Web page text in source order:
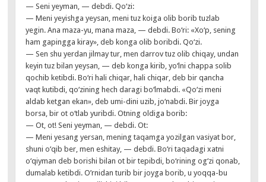
— Seni yeyman, — debdi. Qo‘zi:
— Meni yeyishga yeysan, meni tuz koiga olib borib tuzlab
yegin. Ana maza-yu, mana maza, — debdi. Bo‘ri: «Xo‘p, sening
ham gapingga kiray», deb konga olib boribdi. Qo‘zi.
— Sen shu yerdan jilmay tur, men darrov tuz olib chiqay, undan
keyin tuz bilan yeysan, — deb konga kirib, yo‘lni chappa solib
qochib ketibdi. Bo‘ri hali chiqar, hali chiqar, deb bir qancha
vaqt kutibdi, qo‘zining hech daragi bo‘lmabdi. «Qo‘zi meni
aldab ketgan ekan», deb umi-dini uzib, jo‘nabdi. Bir joyga
borsa, bir ot o‘tlab yuribdi. Otning oldiga borib:
— Ot, ot! Seni yeyman, — debdi. Ot:
— Meni yesang yersan, mening taqamga yozilgan vasiyat bor,
shuni o‘qib ber, men eshitay, — debdi. Bo‘ri taqadagi xatni
o‘qiyman deb borishi bilan ot bir tepibdi, bo‘rining og‘zi qonab,
dumalab ketibdi. O’rnidan turib bir joyga borib, u yoqqa-bu